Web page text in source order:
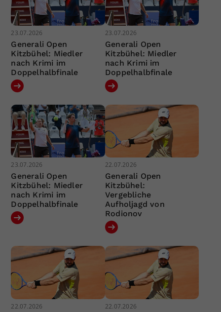
23.07.2026
Generali Open
Kitzbühel: Miedler
nach Krimi im
Doppelhalbfinale
23.07.2026
Generali Open
Kitzbühel: Miedler
nach Krimi im
Doppelhalbfinale
23.07.2026
Generali Open
Kitzbühel: Miedler
nach Krimi im
Doppelhalbfinale
22.07.2026
Generali Open
Kitzbühel:
Vergebliche
Aufholjagd von
Rodionov
22.07.2026 22.07.2026